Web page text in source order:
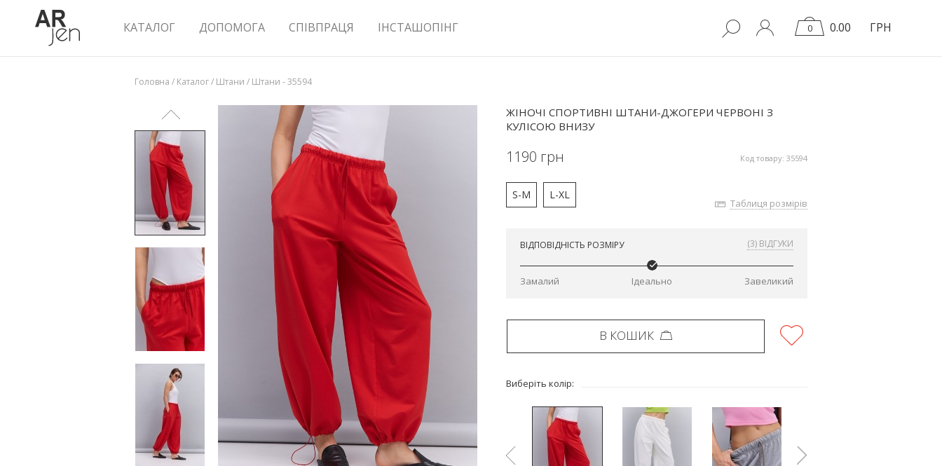
КАТАЛОГ ДОПОМОГА СПІВПРАЦЯ ІНСТАШОПІНГ 0 0.00 ГРН
Головна / Каталог/ Штани / Штани - 35594
ЖІНОЧІ СПОРТИВНІ ШТАНИ-ДЖОГЕРИ ЧЕРВОНІ З
КУЛІСОЮ ВНИЗУ
1190 грн Код товару: 35594
S-M L-XL
Таблиця розмірів
ВІДПОВІДНІСТЬ РОЗМІРУ
(3) ВІДГУКИ
Замалий Ідеально Завеликий
В КОШИК
Виберіть колір: